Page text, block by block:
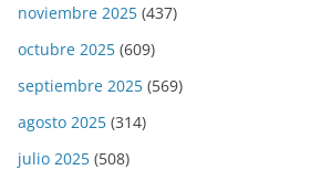
noviembre 2025 (437)
octubre 2025 (609)
septiembre 2025 (569)
agosto 2025 (314)
julio 2025 (508)